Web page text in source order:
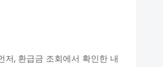
저, 환급금 조회에서 확인한 내